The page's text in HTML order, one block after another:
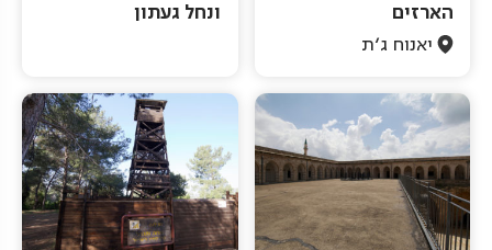
הארזים
יאנוח ג'ת
ונחל געתון